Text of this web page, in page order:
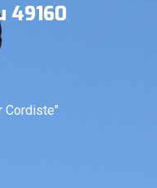
49160
Cordiste"